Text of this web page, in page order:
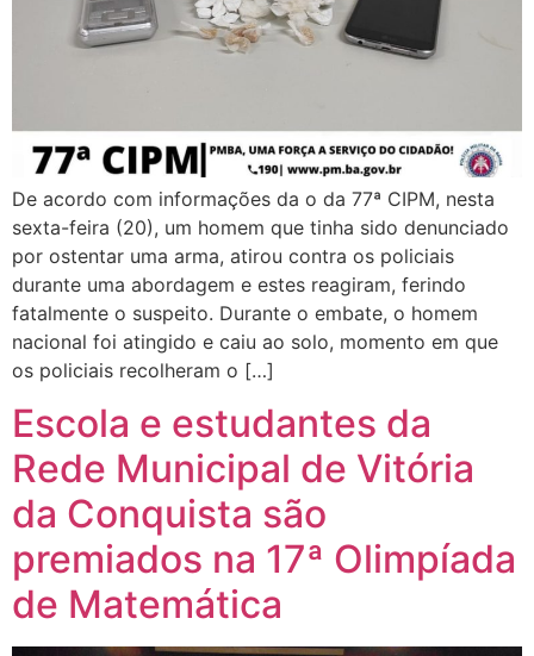
De acordo com informações da o da 77ª CIPM, nesta
sexta-feira (20), um homem que tinha sido denunciado
por ostentar uma arma, atirou contra os policiais
durante uma abordagem e estes reagiram, ferindo
fatalmente o suspeito. Durante o embate, o homem
nacional foi atingido e caiu ao solo, momento em que
os policiais recolheram o […]
Escola e estudantes da
Rede Municipal de Vitória
da Conquista são
premiados na 17ª Olimpíada
de Matemática